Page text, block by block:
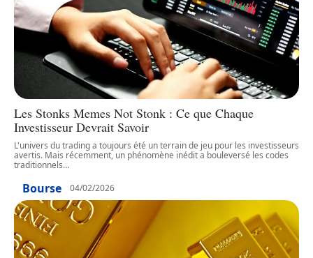
Les Stonks Memes Not Stonk : Ce que Chaque
Investisseur Devrait Savoir
L'univers du trading a toujours été un terrain de jeu pour les investisseurs
avertis. Mais récemment, un phénomène inédit a bouleversé les codes
traditionnels…
Bourse 04/02/2026